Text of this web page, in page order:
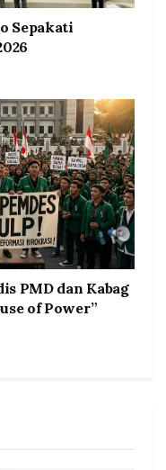
Sepakati
PMD dan Kabag
of Power”